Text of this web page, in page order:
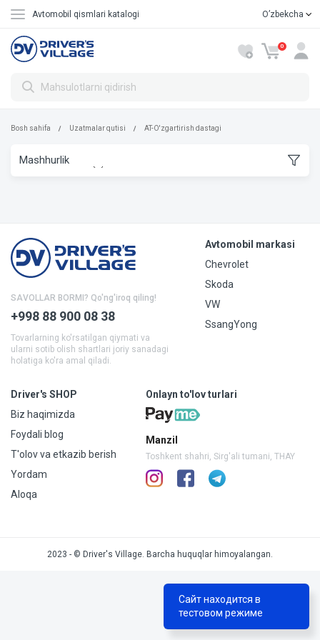
Сайт находится в
тестовом режиме
Avtomobil qismlari katalogi Oʼzbekcha
0
Bosh sahifa Uzatmalar qutisi AT-O'zgartirish dastagi
SAVOLLAR BORMI? Qo'ng'iroq qiling!
+998 88 900 08 38
Tovarlarning ko'rsatilgan qiymati va
ularni sotib olish shartlari joriy sanadagi
holatiga ko'ra amal qiladi.
Avtomobil markasi
Chevrolet
Skoda
VW
SsangYong
Driver's SHOP
Biz haqimizda
Foydali blog
T'olov va etkazib berish
Yordam
Aloqa
Onlayn to'lov turlari
Manzil
Toshkent shahri, Sirg'ali tumani, THAY
2023 - © Driver's Village. Barcha huquqlar himoyalangan.